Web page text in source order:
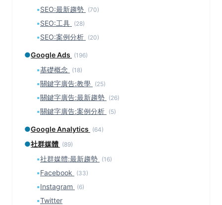
▪SEO:最新趨勢 (70)
▪SEO:工具 (28)
▪SEO:案例分析 (20)
●Google Ads (196)
▪基礎概念 (18)
▪關鍵字廣告:教學 (25)
▪關鍵字廣告:最新趨勢 (26)
▪關鍵字廣告:案例分析 (5)
●Google Analytics (64)
●社群媒體 (89)
▪社群媒體:最新趨勢 (16)
▪Facebook (33)
▪Instagram (6)
▪Twitter